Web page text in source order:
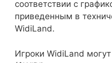
соответствии с
приведенным в
WidiLand.
Игроки WidiLand